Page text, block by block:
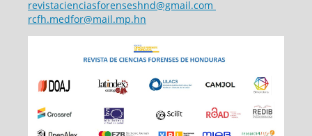
revistacienciasforenseshnd@gmail.com
rcfh.medfor@mail.mp.hn